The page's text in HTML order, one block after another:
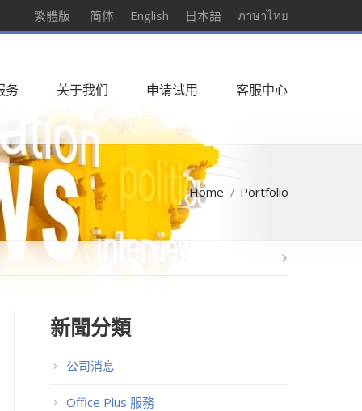
繁體版 简体 English 日本語 ภาษาไทย
务 关于我们 申请试用 客服中心
Home Portfolio
新聞分類
公司消息
Office Plus 服務